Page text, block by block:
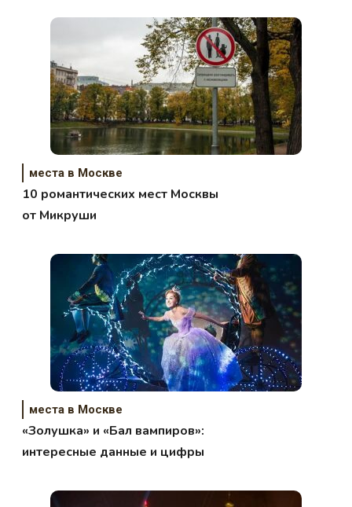
места в Москве
10 романтических мест Москвы
от Микруши
места в Москве
«Золушка» и «Бал вампиров»:
интересные данные и цифры